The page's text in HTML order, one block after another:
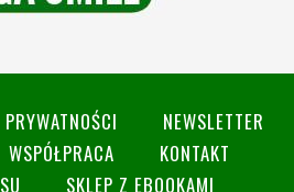
NEWSLETTER
WSPÓŁPRACA
KONTAKT
SKLEP Z EBOOKAMI